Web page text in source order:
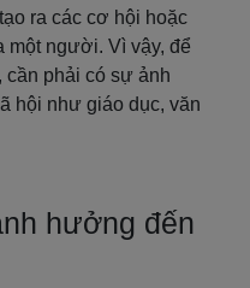
ra các cơ hội hoặc
một người. Vì vậy, để
phải có sự ảnh
hội như giáo dục, văn
hưởng đến